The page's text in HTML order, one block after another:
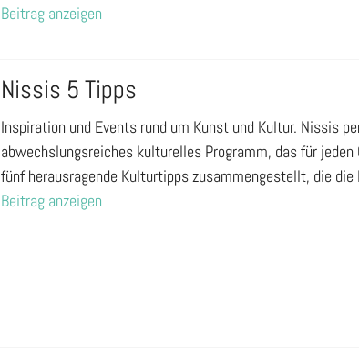
Beitrag anzeigen
Nissis 5 Tipps
Inspiration und Events rund um Kunst und Kultur. Nissis
abwechslungsreiches kulturelles Programm, das für
fünf herausragende Kulturtipps zusammengestellt, die
Beitrag anzeigen